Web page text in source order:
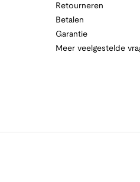
Retourneren
Betalen
Garantie
Meer veelgestelde